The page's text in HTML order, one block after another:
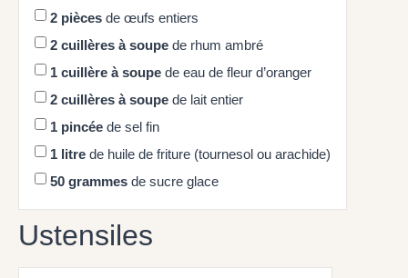
2 pièces de œufs entiers
2 cuillères à soupe de rhum ambré
1 cuillère à soupe de eau de fleur d’oranger
2 cuillères à soupe de lait entier
1 pincée de sel fin
1 litre de huile de friture (tournesol ou arachide)
50 grammes de sucre glace
Ustensiles